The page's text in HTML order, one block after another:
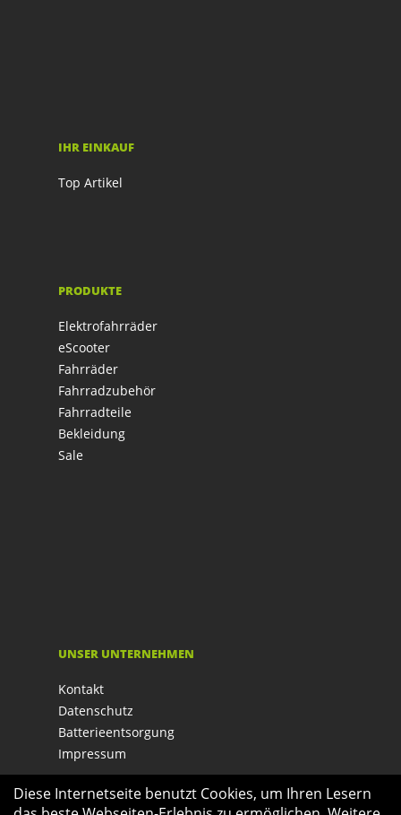
IHR EINKAUF
Top Artikel
PRODUKTE
Elektrofahrräder
eScooter
Fahrräder
Fahrradzubehör
Fahrradteile
Bekleidung
Sale
UNSER UNTERNEHMEN
Kontakt
Datenschutz
Batterieentsorgung
Impressum
Diese Internetseite benutzt Cookies, um Ihren Lesern